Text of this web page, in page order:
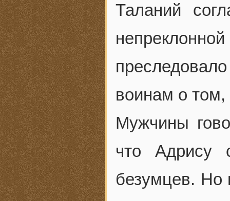
Таланий
воинам о том,
Мужчины
что Адрису
безумцев. Но